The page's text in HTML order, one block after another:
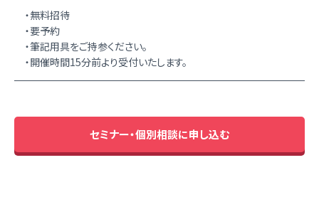
・無料招待
・要予約
・筆記用具をご持参ください。
・開催時間15分前より受付いたします。
セミナー・個別相談に申し込む